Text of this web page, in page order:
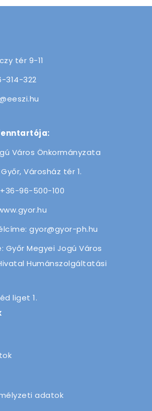
tér 9-11
314-322
Város Önkormányzata
Városház tér 1.
96-500-100
gyor@gyor-ph.hu
Győr Megyei Jogú Város
Humánszolgáltatási
liget 1.
adatok